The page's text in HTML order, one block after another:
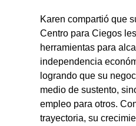
Karen compartió que
Centro para Ciegos
herramientas para
independencia
logrando que su
medio de sustento,
empleo para otros.
trayectoria, su